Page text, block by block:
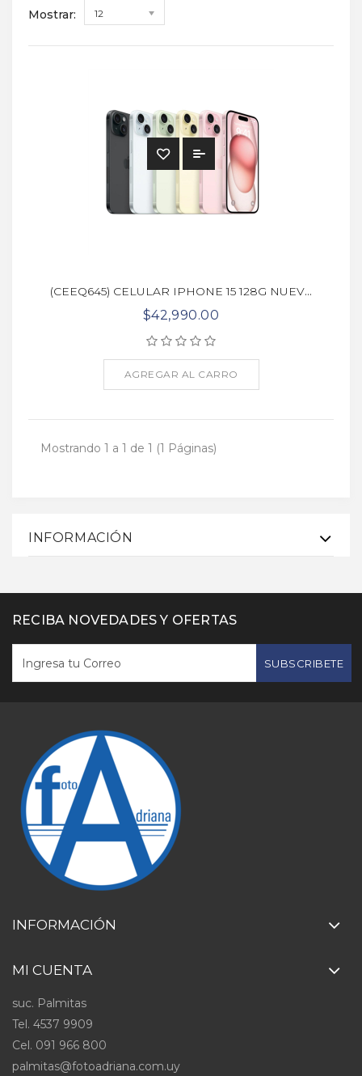
Mostrar: 12
(CEEQ645) CELULAR IPHONE 15 128G NUEVO
$42,990.00
AGREGAR AL CARRO
Mostrando 1 a 1 de 1 (1 Páginas)
INFORMACIÓN
RECIBA NOVEDADES Y OFERTAS
SUBSCRIBETE
INFORMACIÓN
MI CUENTA
suc. Palmitas
Tel. 4537 9909
Cel . 091 966 800
palmitas@fotoadriana.com.uy